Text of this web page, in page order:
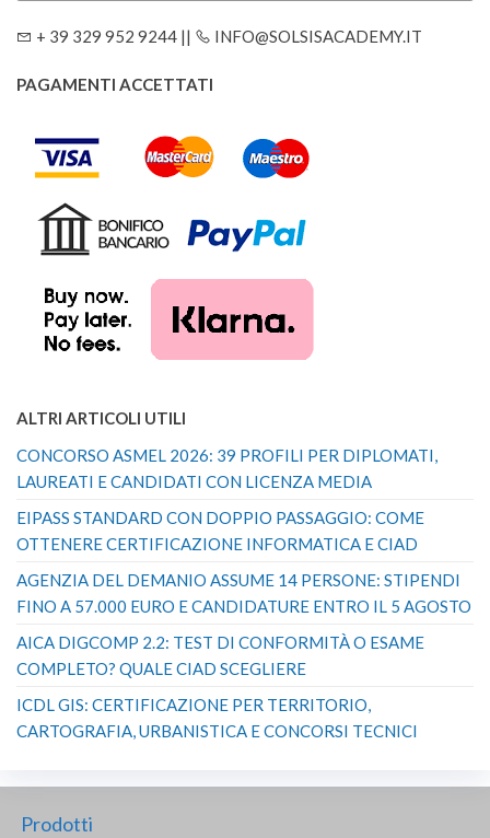
+ 39 329 952 9244 || INFO@SOLSISACADEMY.IT
PAGAMENTI ACCETTATI
ALTRI ARTICOLI UTILI
CONCORSO ASMEL 2026: 39 PROFILI PER DIPLOMATI,
LAUREATI E CANDIDATI CON LICENZA MEDIA
EIPASS STANDARD CON DOPPIO PASSAGGIO: COME
OTTENERE CERTIFICAZIONE INFORMATICA E CIAD
AGENZIA DEL DEMANIO ASSUME 14 PERSONE: STIPENDI
FINO A 57.000 EURO E CANDIDATURE ENTRO IL 5 AGOSTO
AICA DIGCOMP 2.2: TEST DI CONFORMITÀ O ESAME
COMPLETO? QUALE CIAD SCEGLIERE
ICDL GIS: CERTIFICAZIONE PER TERRITORIO,
CARTOGRAFIA, URBANISTICA E CONCORSI TECNICI
Prodotti